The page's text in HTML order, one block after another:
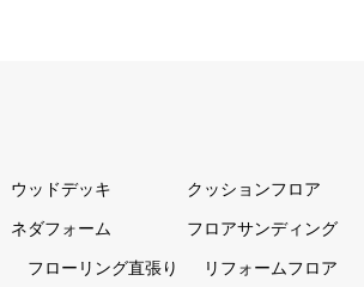
ウッドデッキ クッションフロア
ネダフォーム フロアサンディング
フローリング直張り リフォームフロア